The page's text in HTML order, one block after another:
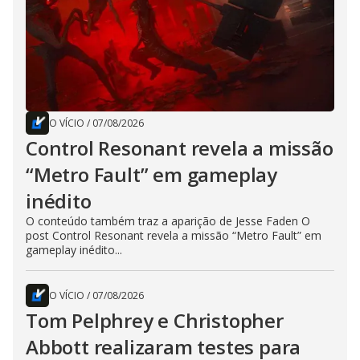
O VÍCIO / 07/08/2026
Control Resonant revela a missão
“Metro Fault” em gameplay
inédito
O conteúdo também traz a aparição de Jesse Faden O
post Control Resonant revela a missão “Metro Fault” em
gameplay inédito...
O VÍCIO / 07/08/2026
Tom Pelphrey e Christopher
Abbott realizaram testes para